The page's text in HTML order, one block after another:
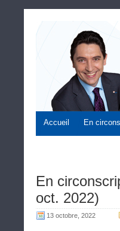
Accueil En
En
oct. 2022)
13 octobre, 2022